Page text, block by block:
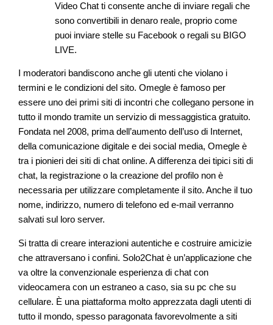
Video Chat ti consente anche di inviare regali che
sono convertibili in denaro reale, proprio come
puoi inviare stelle su Facebook o regali su BIGO
LIVE.
I moderatori bandiscono anche gli utenti che violano i
termini e le condizioni del sito. Omegle è famoso per
essere uno dei primi siti di incontri che collegano persone in
tutto il mondo tramite un servizio di messaggistica gratuito.
Fondata nel 2008, prima dell’aumento dell’uso di Internet,
della comunicazione digitale e dei social media, Omegle è
tra i pionieri dei siti di chat online. A differenza dei tipici siti di
chat, la registrazione o la creazione del profilo non è
necessaria per utilizzare completamente il sito. Anche il tuo
nome, indirizzo, numero di telefono ed e-mail verranno
salvati sul loro server.
Si tratta di creare interazioni autentiche e costruire amicizie
che attraversano i confini. Solo2Chat è un’applicazione che
va oltre la convenzionale esperienza di chat con
videocamera con un estraneo a caso, sia su pc che su
cellulare. È una piattaforma molto apprezzata dagli utenti di
tutto il mondo, spesso paragonata favorevolmente a siti